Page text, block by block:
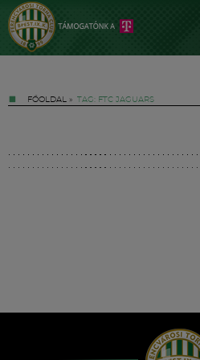
FŐOLDAL » TAG: FTC JAGUARS
Hírek